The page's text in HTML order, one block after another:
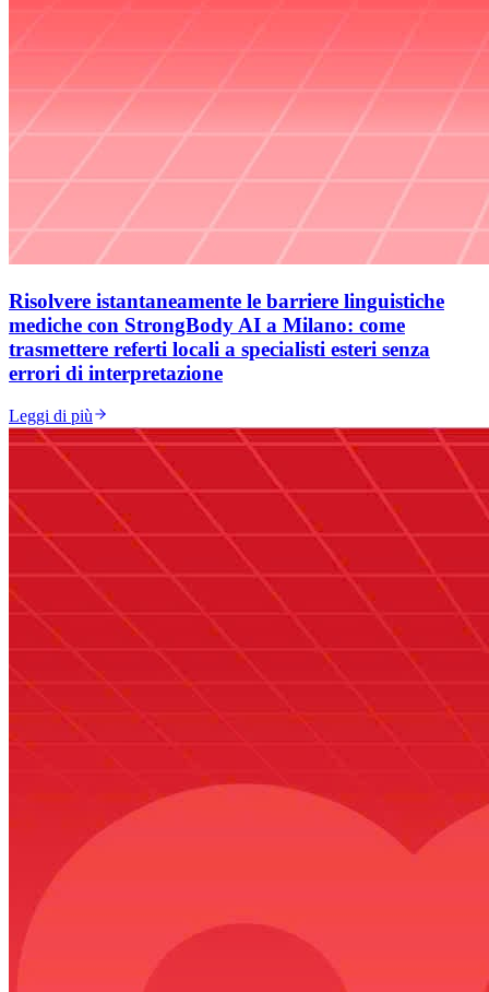
Risolvere istantaneamente le barriere linguistiche
mediche con StrongBody AI a Milano: come
trasmettere referti locali a specialisti esteri senza
errori di interpretazione
Leggi di più